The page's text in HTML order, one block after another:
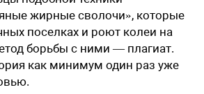
жирные сволочи», которые
поселках и роют колеи на
борьбы с ними — плагиат.
как минимум один раз уже